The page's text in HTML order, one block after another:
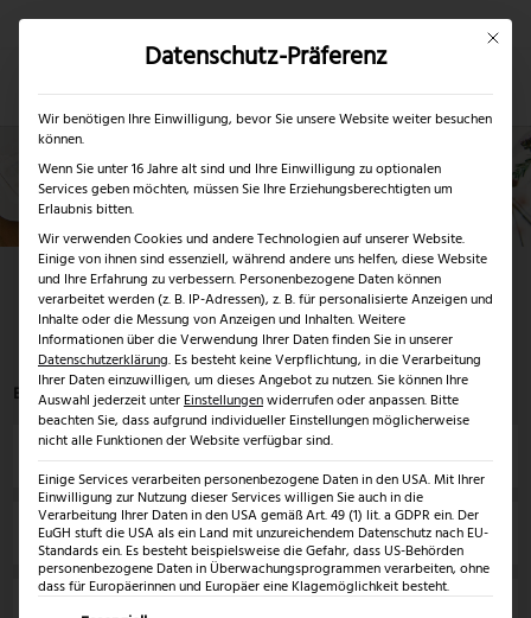
Suche
Mein Konto
Geflügelscheren
Startseite>Schere aus Solingen>Geflügelscheren
Es werden 2 von 2 Ergebnissen angezeigt
Preis
Klingenlänge
Mit
Datenschutz-Präferenz
Wir benötigen Ihre Einwilligung, bevor Sie unsere Website weiter besuchen
können.
Wenn Sie unter 16 Jahre alt sind und Ihre Einwilligung zu optionalen
Services geben möchten, müssen Sie Ihre Erziehungsberechtigten um
Erlaubnis bitten.
Wir verwenden Cookies und andere Technologien auf unserer Website.
Einige von ihnen sind essenziell, während andere uns helfen, diese Website
und Ihre Erfahrung zu verbessern. Personenbezogene Daten können
verarbeitet werden (z. B. IP-Adressen), z. B. für personalisierte Anzeigen und
Inhalte oder die Messung von Anzeigen und Inhalten.Weitere
Informationen über die Verwendung Ihrer Daten finden Sie in unserer
Datenschutzerklärung. Es besteht keine Verpflichtung, in die Verarbeitung
Ihrer Daten einzuwilligen, um dieses Angebot zu nutzen.Sie können Ihre
Auswahl jederzeit unter Einstellungenwiderrufen oder anpassen. Bitte
beachten Sie, dass aufgrund individueller Einstellungen möglicherweise
nicht alle Funktionen der Website verfügbar sind.
Einige Services verarbeiten personenbezogene Daten in den USA. Mit Ihrer
Einwilligung zur Nutzung dieser Services willigen Sie auch in die
Verarbeitung Ihrer Daten in den USA gemäß Art. 49 (1) lit. a GDPR ein. Der
EuGH stuft die USA als ein Land mit unzureichendem Datenschutz nach EU-
Standards ein. Es besteht beispielsweise die Gefahr, dass US-Behörden
personenbezogene Daten in Überwachungsprogrammen verarbeiten, ohne
dass für Europäerinnen und Europäer eine Klagemöglichkeit besteht.